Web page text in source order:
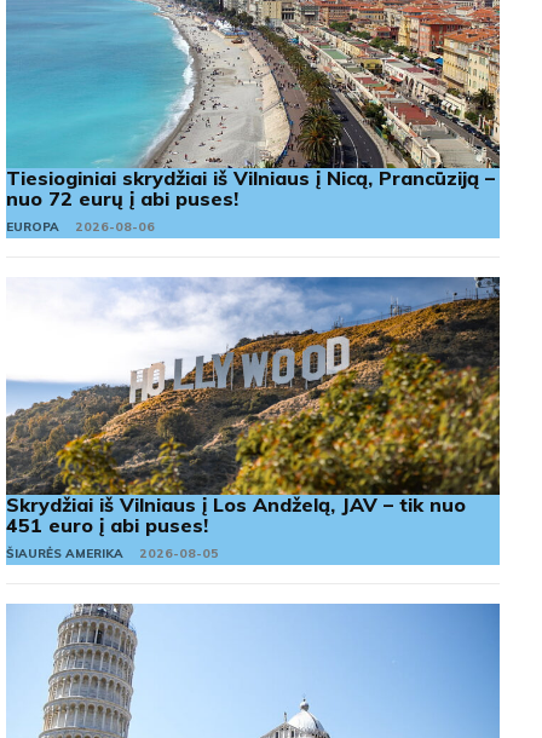
Tiesioginiai skrydžiai iš Vilniaus į Nicą, Prancūziją –
nuo 72 eurų į abi puses!
EUROPA 2026-08-06
Skrydžiai iš Vilniaus į Los Andželą, JAV – tik nuo
451 euro į abi puses!
ŠIAURĖS AMERIKA 2026-08-05